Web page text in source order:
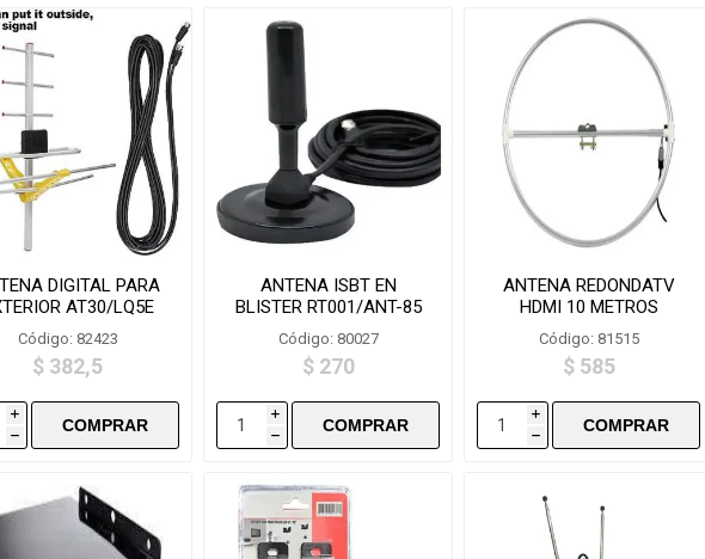
DIGITAL PARA
AT30/LQ5E
Código: 82423
$ 382,5
i
h
ANTENA ISBT EN
BLISTER RT001/ANT-85
Código: 80027
$ 270
i
h
ANTENA REDONDATV
HDMI 10 METROS
CABLE- C07066
Código: 81515
$ 585
i
h